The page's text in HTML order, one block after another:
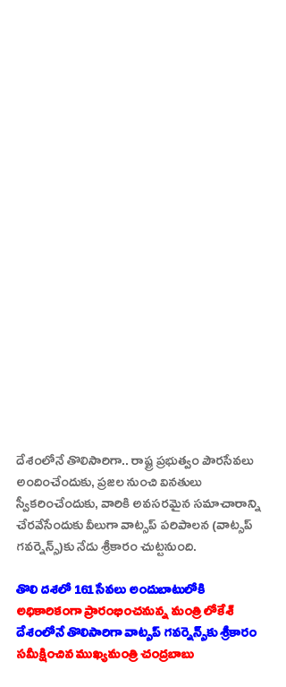
దేశంలోనే తొలిసారిగా.. రాష్ట్ర ప్రభుత్వం పౌరసేవలు
అందించేందుకు, ప్రజల నుంచి వినతులు
స్వీకరించేందుకు, వారికి అవసరమైన సమాచారాన్ని
చేరవేసేందుకు వీలుగా వాట్సప్‌ పరిపాలన (వాట్సప్‌
గవర్నెన్స్‌)కు నేడు శ్రీకారం చుట్టనుంది.
తొలి దశలో 161 సేవలు అందుబాటులోకి
అధికారికంగా ప్రారంభించనున్న మంత్రి లోకేశ్‌
దేశంలోనే తొలిసారిగా వాట్సప్‌ గవర్నెన్స్‌కు శ్రీకారం
సమీక్షించిన ముఖ్యమంత్రి చంద్రబాబు